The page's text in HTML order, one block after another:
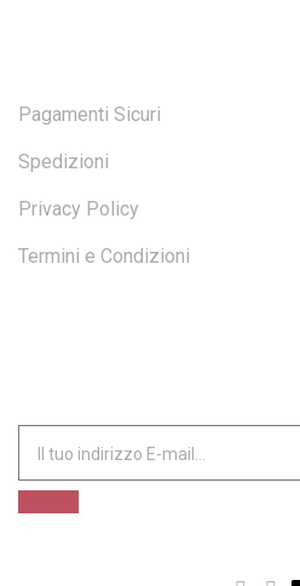
Pagamenti Sicuri
Spedizioni
Privacy Policy
Termini e Condizioni